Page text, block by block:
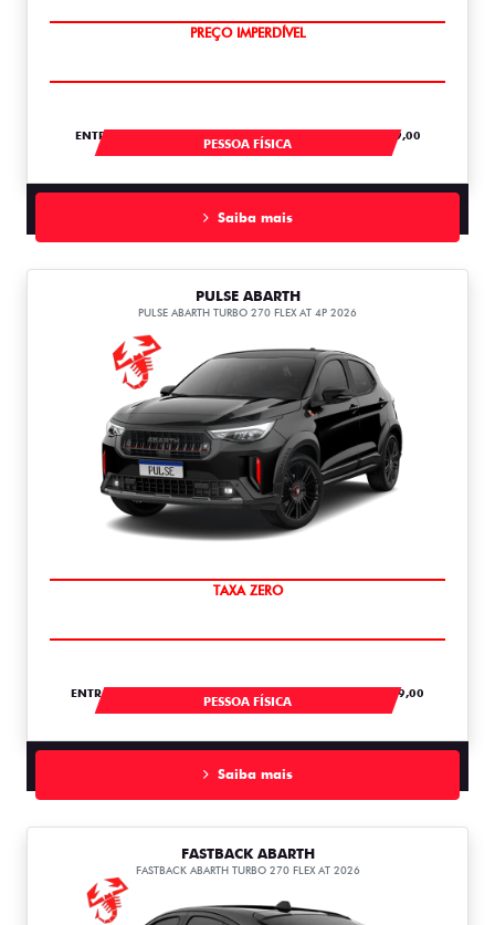
OPORTUNIDADE
ENTRADA DE R$ 60.070,57 +36 PARCELAS DE R$ 1.489,00
PESSOA FÍSICA
Saiba mais
PULSE ABARTH
PULSE ABARTH TURBO 270 FLEX AT 4P 2026
SAIA DE FIAT 0KM
ENTRADA DE R$ 104.728,61 +18 PARCELAS DE R$ 2.759,00
PESSOA FÍSICA
Saiba mais
FASTBACK ABARTH
FASTBACK ABARTH TURBO 270 FLEX AT 2026